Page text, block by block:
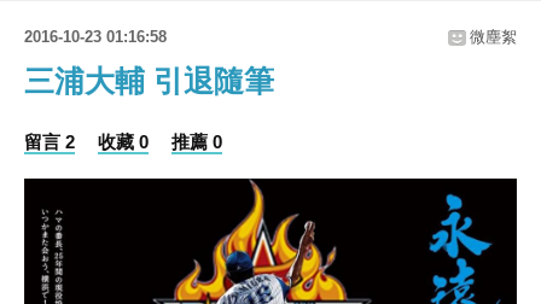
2016-10-23 01:16:58 微塵絮
三浦大輔 引退隨筆
留言 2 收藏 0 推薦 0